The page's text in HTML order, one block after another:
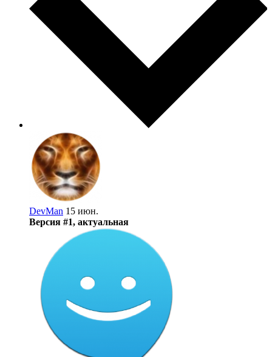
DevMan 15 июн.
Версия #1, актуальная